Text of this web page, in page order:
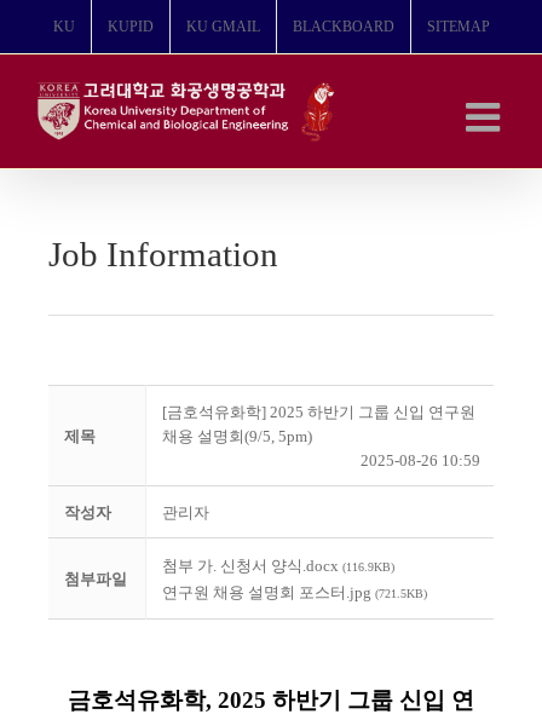
뛰
KU KUPID KU GMAIL BLACKBOARD SITEMAP
Job Information
제목
[금호석유화학] 2025 하반기 그룹 신입 연구원
채용 설명회(9/5, 5pm)
2025-08-26 10:59
작성자 관리자
첨부파일
첨부 가. 신청서 양식.docx (116.9KB)
연구원 채용 설명회 포스터.jpg (721.5KB)
금호석유화학, 2025 하반기 그룹 신입 연